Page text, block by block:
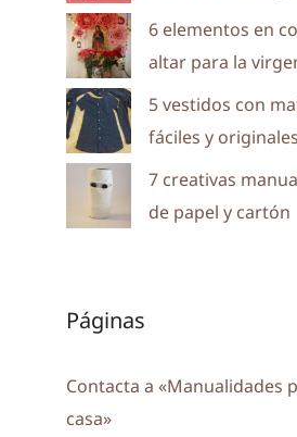
6 elementos en
altar para la
5 vestidos con
fáciles y originales
7 creativas
de papel y cartón
Páginas
Contacta a «Manualidades
casa»